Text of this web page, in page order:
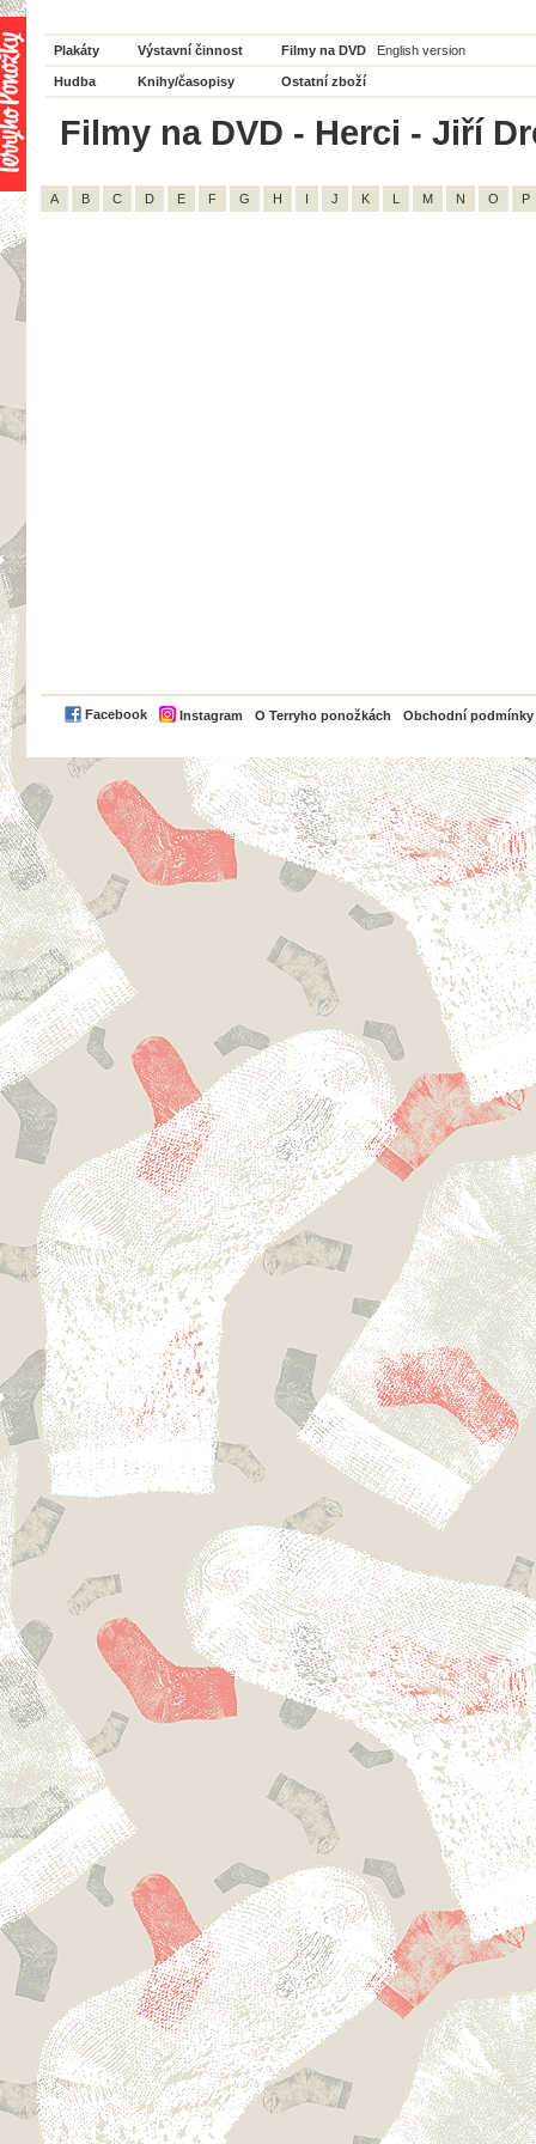
Plakáty Výstavní činnost Filmy na DVD English version
Hudba Knihy/časopisy Ostatní zboží
Filmy na DVD - Herci - Jiří
A B C D E F G H I J K L M N O P
Facebook Instagram O Terryho ponožkách Obchodní podmínky
PayPal